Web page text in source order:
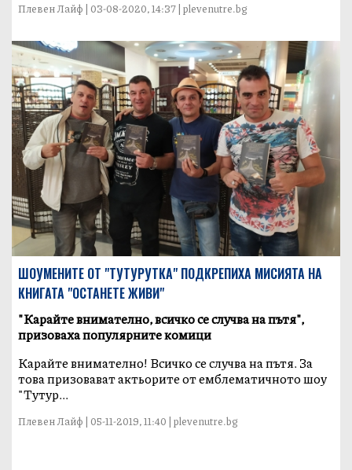
Плевен Лайф | 03-08-2020, 14:37 | plevenutre.bg
ШОУМЕНИТЕ ОТ "ТУТУРУТКА" ПОДКРЕПИХА МИСИЯТА НА
КНИГАТА "ОСТАНЕТЕ ЖИВИ"
"Карайте внимателно, всичко се случва на пътя",
призоваха популярните комици
Карайте внимателно! Всичко се случва на пътя. За
това призовават актьорите от емблематичното шоу
"Тутур...
Плевен Лайф | 05-11-2019, 11:40 | plevenutre.bg